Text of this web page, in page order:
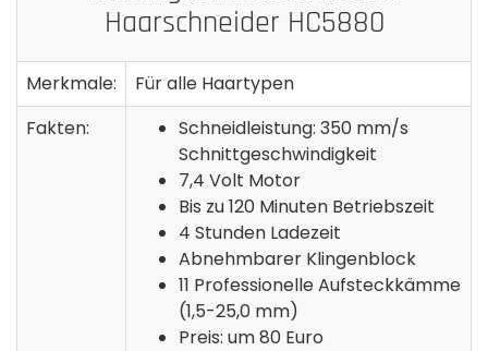
Haarschneider HC5880
Merkmale:
Für alle Haartypen
Fakten:
Schneidleistung: 350 mm/s
Schnittgeschwindigkeit
7,4 Volt Motor
Bis zu 120 Minuten Betriebszeit
4 Stunden Ladezeit
Abnehmbarer Klingenblock
11 Professionelle Aufsteckkämme
(1,5-25,0 mm)
Preis: um 80 Euro